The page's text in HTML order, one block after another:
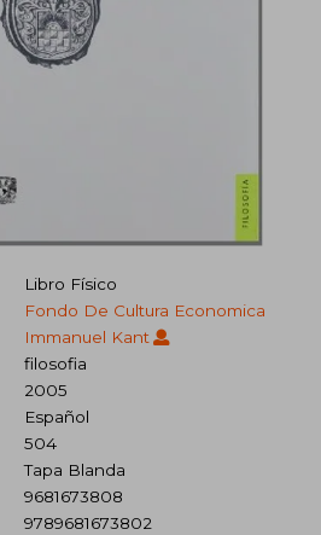
Libro Físico
Fondo De Cultura Economica
Immanuel Kant
filosofia
2005
Español
504
Tapa Blanda
9681673808
9789681673802